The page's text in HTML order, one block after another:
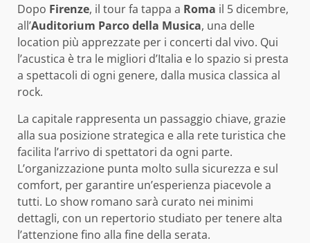
Dopo Firenze, il tour fa tappa a Roma il 5 dicembre,
all’Auditorium Parco della Musica, una delle
location più apprezzate per i concerti dal vivo. Qui
l’acustica è tra le migliori d’Italia e lo spazio si presta
a spettacoli di ogni genere, dalla musica classica al
rock.
La capitale rappresenta un passaggio chiave, grazie
alla sua posizione strategica e alla rete turistica che
facilita l’arrivo di spettatori da ogni parte.
L’organizzazione punta molto sulla sicurezza e sul
comfort, per garantire un’esperienza piacevole a
tutti. Lo show romano sarà curato nei minimi
dettagli, con un repertorio studiato per tenere alta
l’attenzione fino alla fine della serata.